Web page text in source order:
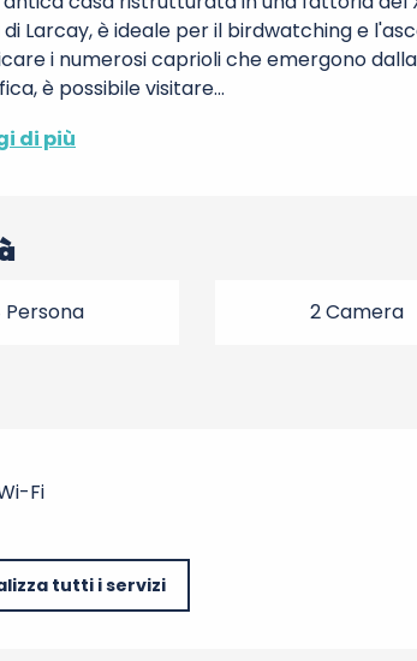
Larcay, è ideale per il birdwatching e
i numerosi caprioli che emergono
è possibile visitare...
di più
Persona 2 Camera
Fi
tutti i servizi